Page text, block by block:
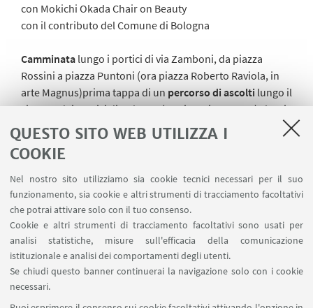
QUESTO SITO WEB UTILIZZA I
COOKIE
Nel nostro sito utilizziamo sia cookie tecnici necessari per il suo
funzionamento, sia cookie e altri strumenti di tracciamento facoltativi
che potrai attivare solo con il tuo consenso.
Cookie e altri strumenti di tracciamento facoltativi sono usati per
analisi statistiche, misure sull'efficacia della comunicazione
istituzionale e analisi dei comportamenti degli utenti.
Se chiudi questo banner continuerai la navigazione solo con i cookie
necessari.
con Mokichi Okada Chair on Beauty
con il contributo del Comune di Bologna
Camminata lungo i portici di via Zamboni, da piazza
Rossini a piazza Puntoni (ora piazza Roberto Raviola, in
arte Magnus)prima tappa di un percorso di ascolti lungo il
sistema dei Portici di Bologna (Patrimonio Unesco) che si
svolgerà lungo tutto il 2022. Punto di incontro: piazza
Rossini angolo via Zamboni, 15 dicembre 2021 h 18
La passeggiata segue la
“ Il patrimonio della bellezza/The Heritage of
Beauty”,Sulla natura della bellezza, sulla bellezza della
natura, con Raffaele Milani (Università di Bologna)
15 dicembre 2021h 15
International Centre for the Humanities ‘Umberto Eco’
- Department of the Arts (DAR) - Mokichi Okada Art and
Culture Foundation
Indirizzo conferenza: Sala Rossa, Via Marsala 26, Bologna